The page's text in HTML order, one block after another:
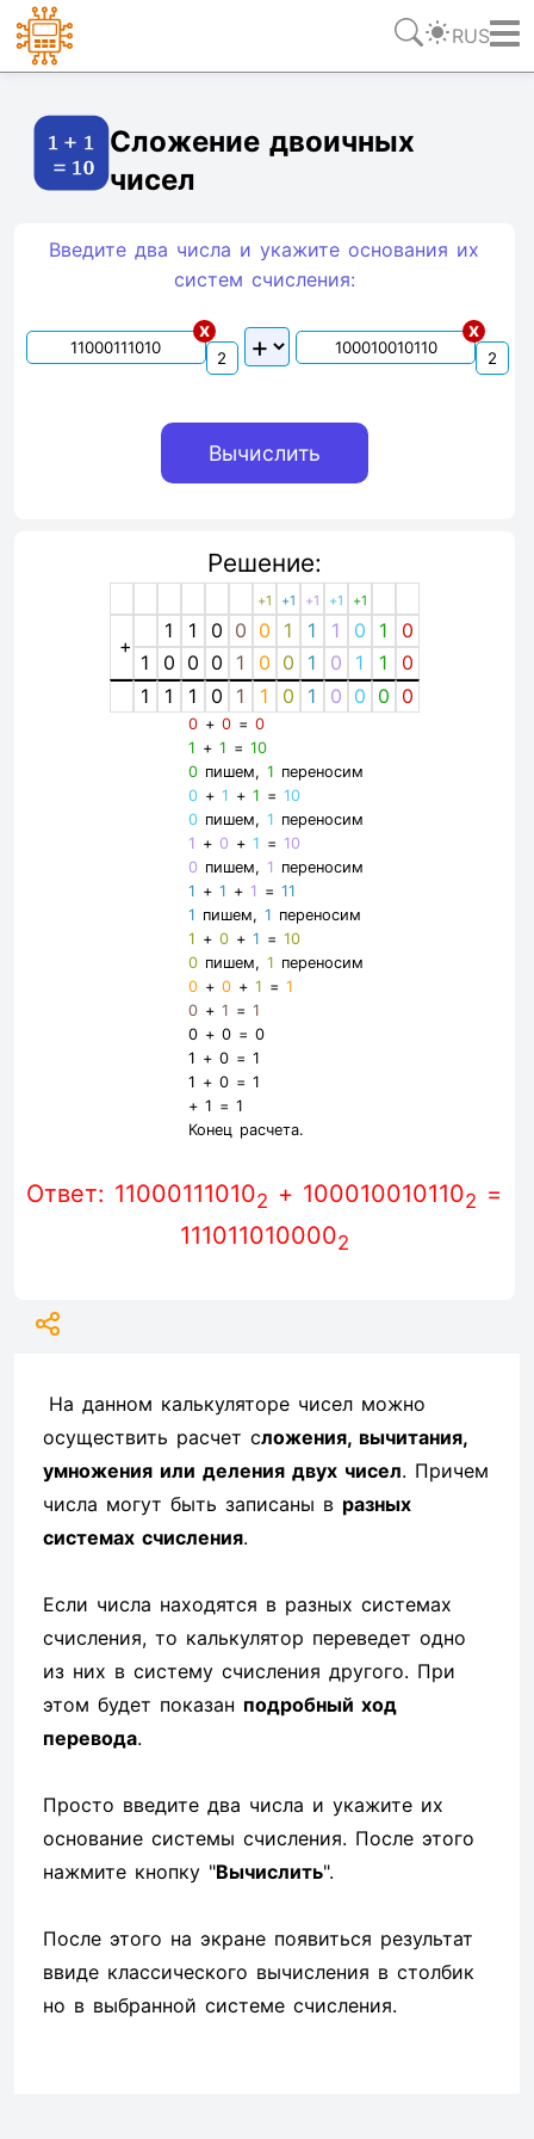
RUS
Сложение двоичных
чисел
Введите два числа и укажите основания их
систем счиcления:
x x
Решение:
+1 +1 +1 +1 +1
+
1 1 0 0 0 1 1 1 0 1
0
1
0 0 0 1 0 0 1 0 1 1
0
1
1 1 0 1 1 0 1 0 0 0 0
0 +0 =0
1 +1 =10
0 пишем,1 переносим
0 +1 +1 =10
0 пишем,1 переносим
1 +0 +1 = 10
0 пишем, 1 переносим
1 +1 + 1 =11
1 пишем,1 переносим
1 +0 +1 =10
0 пишем,1 переносим
0 +0 +1 =1
0 +1 =1
0 +0 =0
1 +0 =1
1 +0 =1
+1 =1
Конец расчета.
Ответ: 110001110102 + 1000100101102 =
1110110100002
На данном калькуляторе чисел можно
осуществить расчет сложения, вычитания,
умножения или деления двух чисел. Причем
числа могут быть записаны в разных
системах счисления.
Если числа находятся в разных системах
счисления, то калькулятор переведет одно
из них в систему счисления другого. При
этом будет показан подробный ход
перевода.
Просто введите два числа и укажите их
основание системы счисления. После этого
нажмите кнопку "Вычислить".
После этого на экране появиться результат
ввиде классического вычисления в столбик
но в выбранной системе счисления.